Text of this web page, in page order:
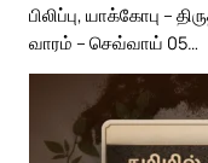
பிலிப்பு, யாக்கோபு –
வாரம் – செவ்வாய் 05…